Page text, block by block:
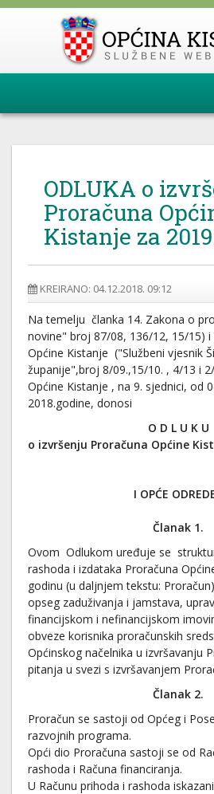
ODLUKA o
Proračuna
Kistanje za
KREIRANO: 04.12.2018. 09:12
Na temelju članka 14. Zakona o
novine" broj 87/08, 136/12, 15/15) i
Općine Kistanje ("Službeni vjesnik
županije",broj 8/09.,15/10. , 4/13 i
Općine Kistanje , na 9. sjednici, od
2018.godine, donosi
O D L U K U
o izvršenju Proračuna Općine
I OPĆE
Članak 1.
Ovom Odlukom uređuje se
rashoda i izdataka Proračuna
godinu (u daljnjem tekstu:
opseg zaduživanja i jamstava,
financijskom i nefinancijskom
obveze korisnika proračunskih
Općinskog načelnika u izvršavanju
pitanja u svezi s izvršavanjem
Članak 2.
Proračun se sastoji od Općeg i
razvojnih programa.
Opći dio Proračuna sastoji se od
rashoda i Računa financiranja.
U Računu prihoda i rashoda